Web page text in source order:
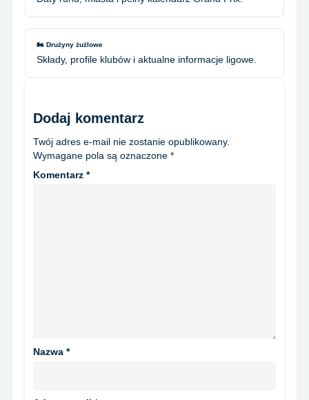
🏍️ Drużyny żużlowe
Składy, profile klubów i aktualne informacje ligowe.
Dodaj komentarz
Twój adres e-mail nie zostanie opublikowany.
Wymagane pola są oznaczone *
Komentarz *
Nazwa *